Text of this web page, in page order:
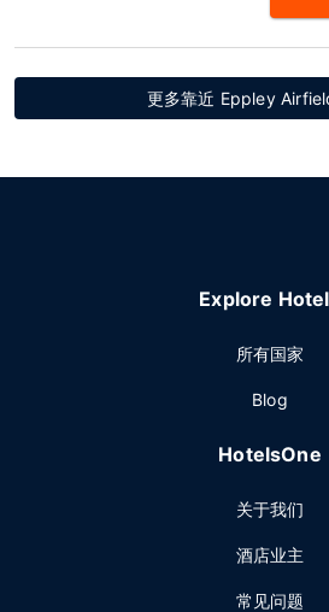
更多靠近 Eppley
Explore
所有国家
Blog
HotelsOne
关于我们
酒店业主
常见问题